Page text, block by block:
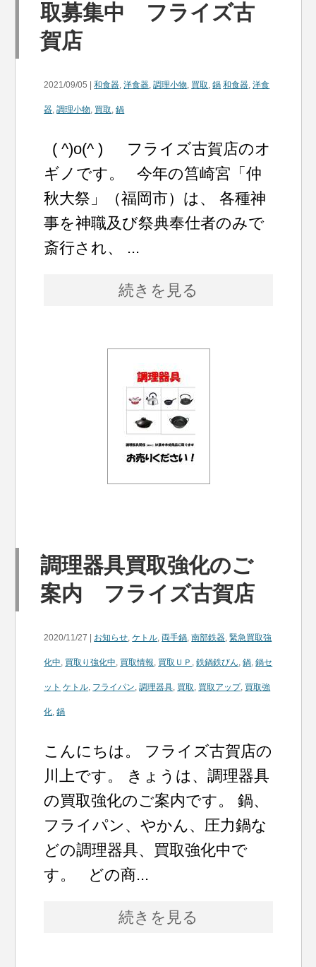
取募集中 フライズ古
賀店
2021/09/05 |和食器,洋食器,調理小物, 買取,鍋 和食器,洋食
器,調理小物, 買取,鍋
( ^)o(^ ) フライズ古賀店のオ
ギノです。 今年の筥崎宮「仲
秋大祭」（福岡市）は、 各種神
事を神職及び祭典奉仕者のみで
斎行され、 ...
続きを見る
調理器具買取強化のご
案内 フライズ古賀店
2020/11/27 | お知らせ,ケトル,両手鍋,南部鉄器,緊急買取強
化中, 買取り強化中, 買取情報, 買取ＵＰ ,鉄鍋鉄びん,鍋,鍋セ
ット ケトル, フライパン,調理器具, 買取, 買取アップ, 買取強
化,鍋
こんにちは。 フライズ古賀店の
川上です。 きょうは、調理器具
の買取強化のご案内です。 鍋、
フライパン、やかん、圧力鍋な
どの調理器具、買取強化中で
す。 どの商...
続きを見る